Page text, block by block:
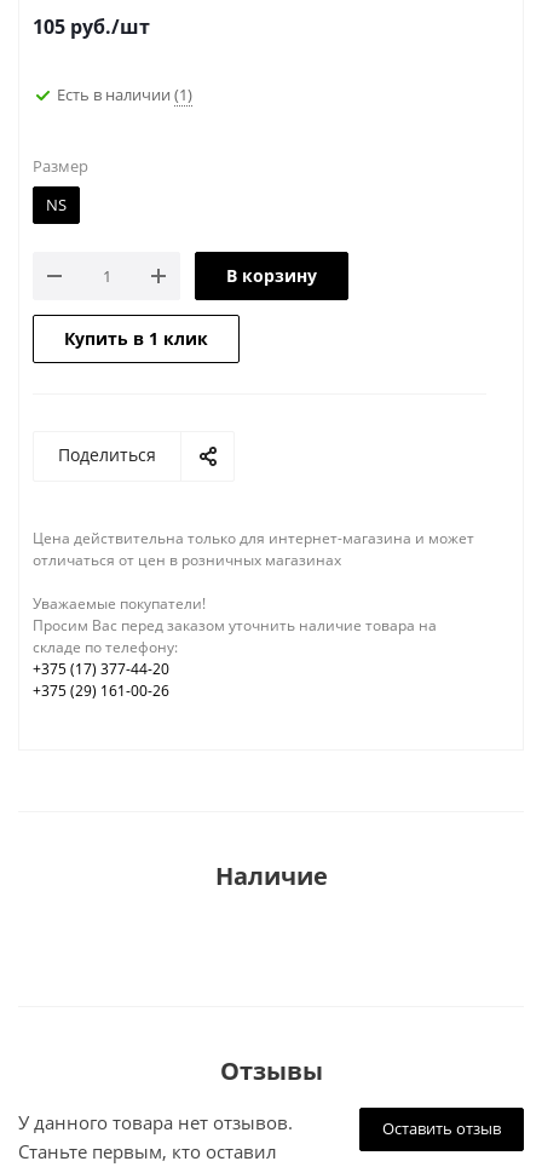
105 руб./шт
Есть в наличии (1)
Размер
NS
В корзину
Купить в 1 клик
Поделиться
Цена действительна только для интернет-магазина и может
отличаться от цен в розничных магазинах
Уважаемые покупатели!
Просим Вас перед заказом уточнить наличие товара на
складе по телефону:
+375 (17) 377-44-20
+375 (29) 161-00-26
Наличие
Отзывы
Оставить отзыв
У данного товара нет отзывов.
Станьте первым, кто оставил